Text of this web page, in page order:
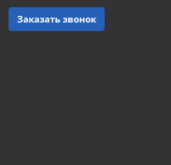
Заказать звонок